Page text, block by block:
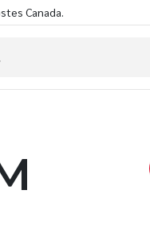
Canada.